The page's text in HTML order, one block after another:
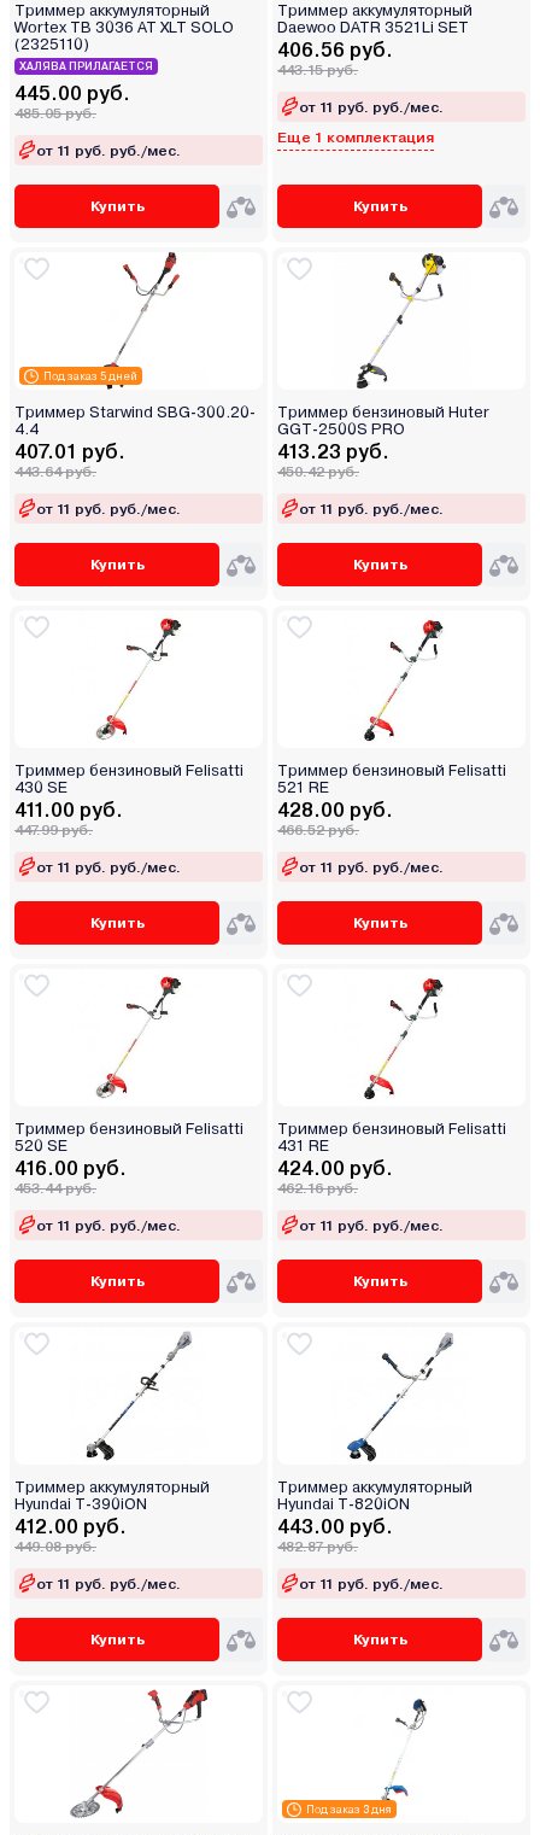
Триммер аккумуляторный
Wortex TB 3036 AT XLT SOLO
(2325110)
ХАЛЯВА ПРИЛАГАЕТСЯ
445.00 руб.
485.05 руб.
от 11 руб. руб./мес.
Купить
Триммер аккумуляторный
Daewoo DATR 3521Li SET
406.56 руб.
443.15 руб.
от 11 руб. руб./мес.
Еще 1 комплектация
Купить
Под заказ 5 дней
Триммер Starwind SBG-300.20-
4.4
407.01 руб.
443.64 руб.
от 11 руб. руб./мес.
Купить
Триммер бензиновый Huter
GGT-2500S PRO
413.23 руб.
450.42 руб.
от 11 руб. руб./мес.
Купить
Триммер бензиновый Felisatti
430 SE
411.00 руб.
447.99 руб.
от 11 руб. руб./мес.
Купить
Триммер бензиновый Felisatti
521 RE
428.00 руб.
466.52 руб.
от 11 руб. руб./мес.
Купить
Триммер бензиновый Felisatti
520 SE
416.00 руб.
453.44 руб.
от 11 руб. руб./мес.
Купить
Триммер бензиновый Felisatti
431 RE
424.00 руб.
462.16 руб.
от 11 руб. руб./мес.
Купить
Триммер аккумуляторный
Hyundai T-390iON
412.00 руб.
449.08 руб.
от 11 руб. руб./мес.
Купить
Триммер аккумуляторный
Hyundai T-820iON
443.00 руб.
482.87 руб.
от 11 руб. руб./мес.
Купить
Под заказ 3 дня